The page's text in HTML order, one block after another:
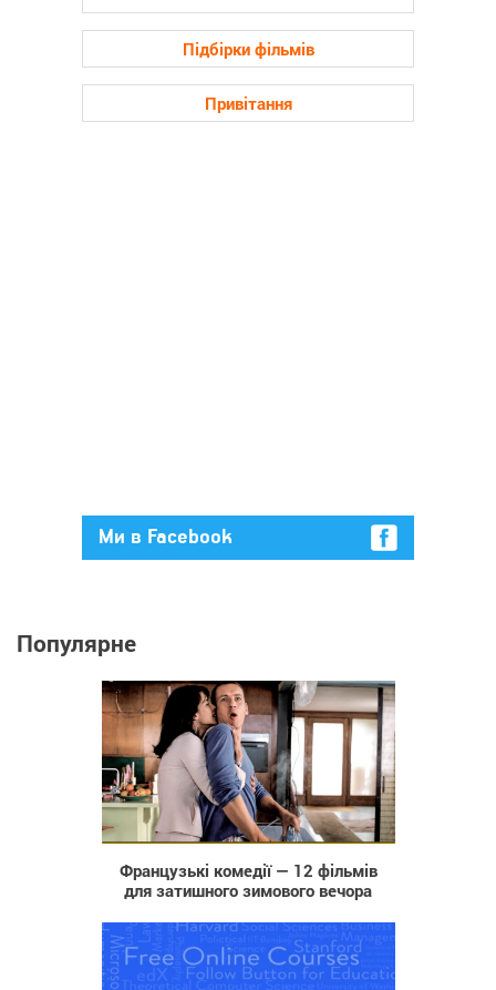
Підбірки фільмів
Привітання
Ми в Facebook
Популярне
17 165
Французькі комедії — 12 фільмів
для затишного зимового вечора